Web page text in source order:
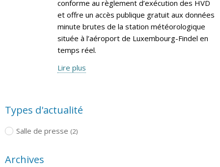
conforme au règlement d’exécution des HVD
et offre un accès publique gratuit aux données
minute brutes de la station météorologique
située à l’aéroport de Luxembourg-Findel en
temps réel.
Lire plus
Types d'actualité
Salle de presse (2)
Archives